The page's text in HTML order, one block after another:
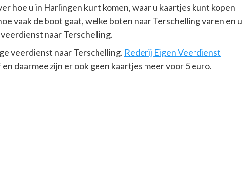
hoe u in Harlingen kunt komen, waar u kaartjes kunt kopen
vaak de boot gaat, welke boten naar Terschelling varen en u
naar Terschelling.
veerdienst naar Terschelling. Rederij Eigen Veerdienst
daarmee zijn er ook geen kaartjes meer voor 5 euro.